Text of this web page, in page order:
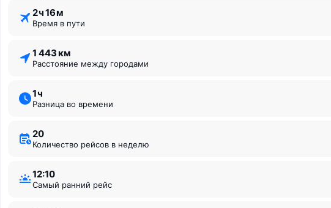
2 ⁠ч 16 ⁠м
Время в пути
1 443 км
Расстояние между городами
1 ⁠ч
Разница во времени
20
Количество рейсов в неделю
12:10
Самый ранний рейс